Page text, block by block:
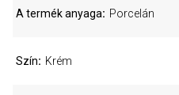
A termék anyaga Porcelán
Szín Krém